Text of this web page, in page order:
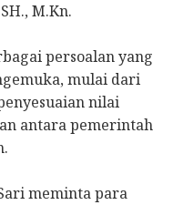
M.Kn.
persoalan yang
mulai dari
nilai
antara pemerintah
meminta para